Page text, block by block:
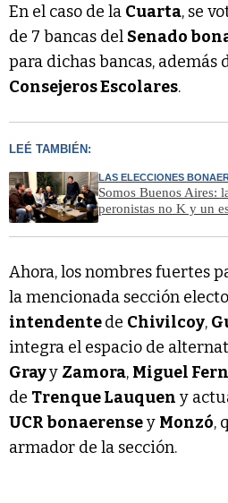
En el caso de la Cuarta, se
de 7 bancas del Senado
para dichas bancas, además
Consejeros Escolares.
LEÉ TAMBIÉN:
LAS ELECCIONES
Somos Buenos Aires:
peronistas no K y un
Ahora, los nombres fuertes
la mencionada sección
intendentede Chivilcoy,
integra el espacio de
Grayy Zamora, Miguel
de Trenque Lauquen y
UCR bonaerensey Monzó,
armador de la sección.